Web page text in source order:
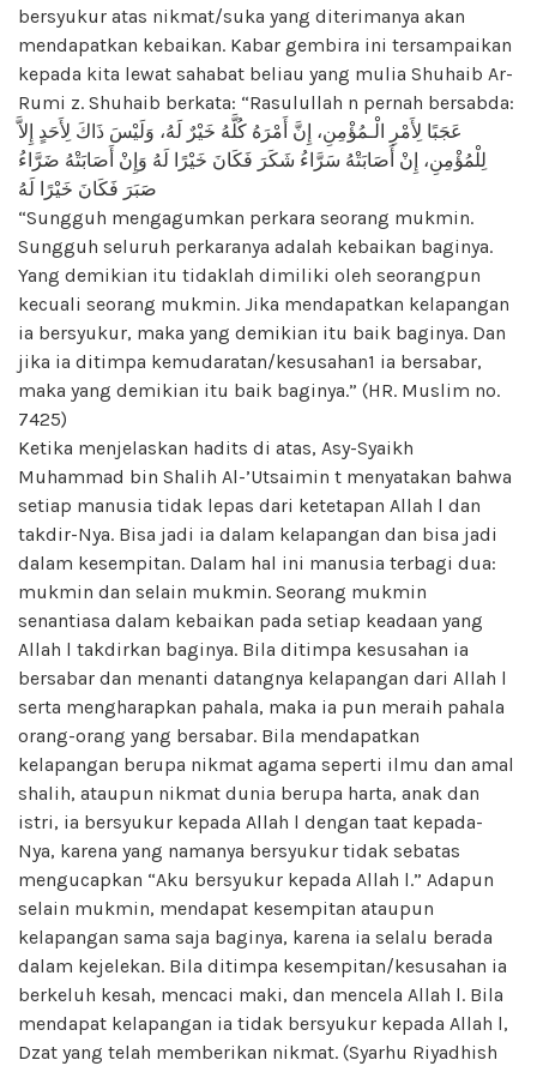
bersyukur atas nikmat/suka yang diterimanya akan
mendapatkan kebaikan. Kabar gembira ini tersampaikan
kepada kita lewat sahabat beliau yang mulia Shuhaib Ar-
Rumi z. Shuhaib berkata: “Rasulullah n pernah bersabda:
عَجَبًا لِأَمْرِ الْـمُؤْمِنِ، إِنَّ أَمْرَهُ كُلَّهُ خَيْرٌ لَهُ، وَلَيْسَ ذَاكَ لِأَحَدٍ إِلاَّ
لِلْمُؤْمِنِ، إِنْ أَصَابَتْهُ سَرَّاءُ شَكَرَ فَكَانَ خَيْرًا لَهُ وَإِنْ أَصَابَتْهُ ضَرَّاءُ
صَبَرَ فَكَانَ خَيْرًا لَهُ
“Sungguh mengagumkan perkara seorang mukmin.
Sungguh seluruh perkaranya adalah kebaikan baginya.
Yang demikian itu tidaklah dimiliki oleh seorangpun
kecuali seorang mukmin. Jika mendapatkan kelapangan
ia bersyukur, maka yang demikian itu baik baginya. Dan
jika ia ditimpa kemudaratan/kesusahan1 ia bersabar,
maka yang demikian itu baik baginya.” (HR. Muslim no.
7425)
Ketika menjelaskan hadits di atas, Asy-Syaikh
Muhammad bin Shalih Al-’Utsaimin t menyatakan bahwa
setiap manusia tidak lepas dari ketetapan Allah l dan
takdir-Nya. Bisa jadi ia dalam kelapangan dan bisa jadi
dalam kesempitan. Dalam hal ini manusia terbagi dua:
mukmin dan selain mukmin. Seorang mukmin
senantiasa dalam kebaikan pada setiap keadaan yang
Allah l takdirkan baginya. Bila ditimpa kesusahan ia
bersabar dan menanti datangnya kelapangan dari Allah l
serta mengharapkan pahala, maka ia pun meraih pahala
orang-orang yang bersabar. Bila mendapatkan
kelapangan berupa nikmat agama seperti ilmu dan amal
shalih, ataupun nikmat dunia berupa harta, anak dan
istri, ia bersyukur kepada Allah l dengan taat kepada-
Nya, karena yang namanya bersyukur tidak sebatas
mengucapkan “Aku bersyukur kepada Allah l.” Adapun
selain mukmin, mendapat kesempitan ataupun
kelapangan sama saja baginya, karena ia selalu berada
dalam kejelekan. Bila ditimpa kesempitan/kesusahan ia
berkeluh kesah, mencaci maki, dan mencela Allah l. Bila
mendapat kelapangan ia tidak bersyukur kepada Allah l,
Dzat yang telah memberikan nikmat. (Syarhu Riyadhish